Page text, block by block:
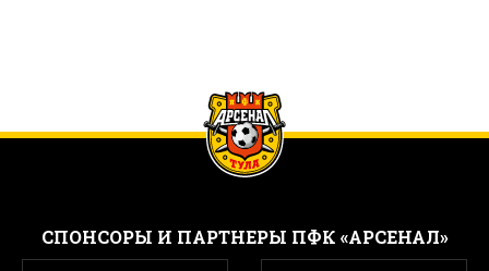
CПОНСОРЫ И ПАРТНЕРЫ ПФК «АРСЕНАЛ»